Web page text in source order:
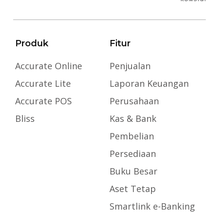
Produk
Accurate Online
Accurate Lite
Accurate POS
Bliss
Fitur
Penjualan
Laporan Keuangan
Perusahaan
Kas & Bank
Pembelian
Persediaan
Buku Besar
Aset Tetap
Smartlink e-Banking